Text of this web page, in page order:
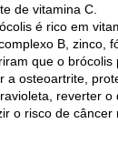
de vitamina C.
é rico em
B, zinco,
que o
a osteoartrite,
reverter o
o risco de câncer